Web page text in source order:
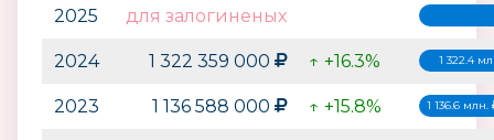
2025 для залогиненых
2024 1 322 359 000 ↑ +16.3% 1 322.4
2023 1 136 588 000 ↑ +15.8% 1 136.6 млн.